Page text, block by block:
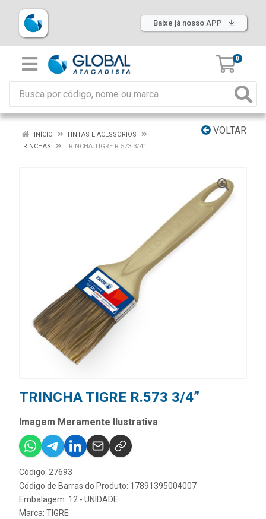
Baixe já nosso APP
0
VOLTAR
INÍCIO
TINTAS E ACESSORIOS
TRINCHAS
TRINCHA TIGRE R.573 3/4”
TRINCHA TIGRE R.573 3/4”
Imagem Meramente Ilustrativa
Código: 27693
Código de Barras do Produto: 17891395004007
Embalagem: 12 - UNIDADE
Marca: TIGRE